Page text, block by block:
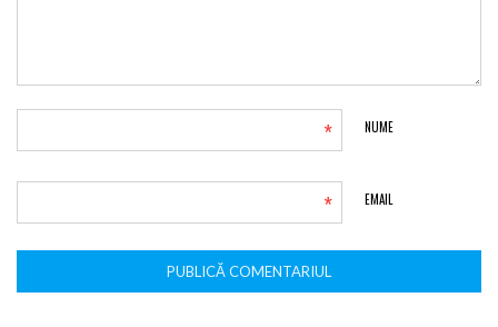
NUME
*
EMAIL
*